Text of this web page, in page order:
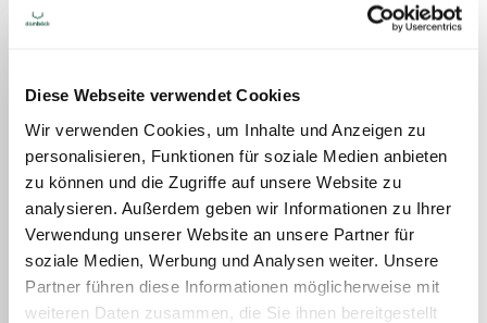
Diese Webseite verwendet Cookies
Wir verwenden Cookies, um Inhalte und Anzeigen zu
personalisieren, Funktionen für soziale Medien anbieten
zu können und die Zugriffe auf unsere Website zu
analysieren. Außerdem geben wir Informationen zu Ihrer
Verwendung unserer Website an unsere Partner für
soziale Medien, Werbung und Analysen weiter. Unsere
Partner führen diese Informationen möglicherweise mit
weiteren Daten zusammen, die Sie ihnen bereitgestellt